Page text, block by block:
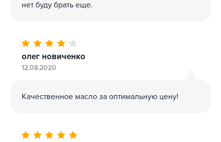
нет буду брать еще.
олег новиченко
12.08.2020
Качественное масло за оптимальную цену!